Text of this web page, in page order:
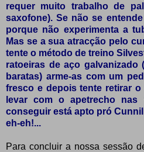
requer muito trabalho de
saxofone). Se não se
porque não experimenta a
Mas se a sua atracção pelo
tente o método de treino
ratoeiras de aço galvanizado
baratas) arme-as com um
fresco e depois tente retirar
levar com o apetrecho
conseguir está apto pró
eh-eh!...
Para concluir a nossa sessão